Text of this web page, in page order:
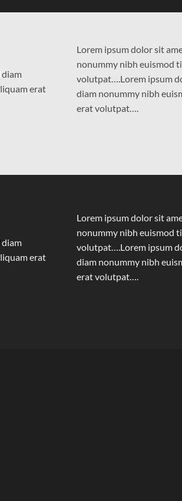
diam
erat
Lorem ipsum dolor sit
nonummy nibh euismod
volutpat….Lorem ipsum
diam nonummy nibh
erat volutpat….
diam
erat
Lorem ipsum dolor sit
nonummy nibh euismod
volutpat….Lorem ipsum
diam nonummy nibh
erat volutpat….